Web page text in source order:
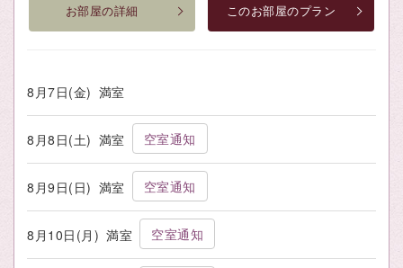
お部屋の詳細 このお部屋のプラン
8月7日(金) 満室
8月8日(土) 満室 空室通知
8月9日(日) 満室 空室通知
8月10日(月) 満室 空室通知